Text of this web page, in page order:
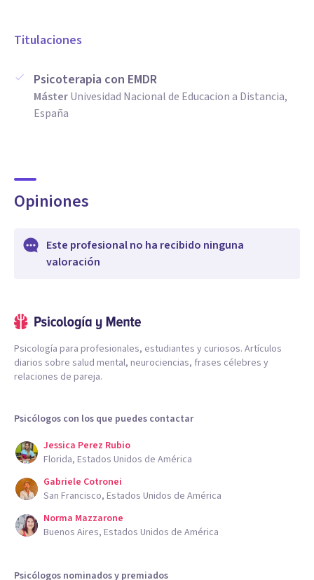
Titulaciones
Psicoterapia con EMDR
MásterUnivesidad Nacional de Educacion a Distancia,
España
Opiniones
Este profesional no ha recibido ninguna
valoración
Psicología para profesionales, estudiantes y curiosos. Artículos
diarios sobre salud mental, neurociencias, frases célebres y
relaciones de pareja.
Psicólogos con los que puedes contactar
Jessica Perez Rubio
Florida, Estados Unidos de América
Gabriele Cotronei
San Francisco, Estados Unidos de América
Norma Mazzarone
Buenos Aires, Estados Unidos de América
Psicólogos nominados y premiados